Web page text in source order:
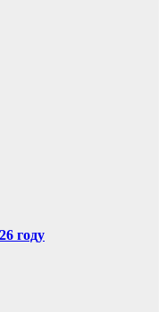
году